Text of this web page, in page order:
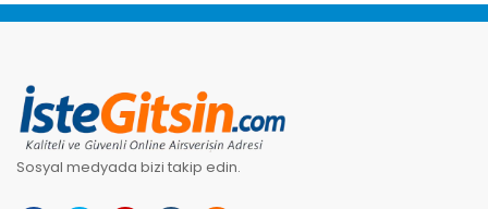
Sosyal medyada bizi takip edin.